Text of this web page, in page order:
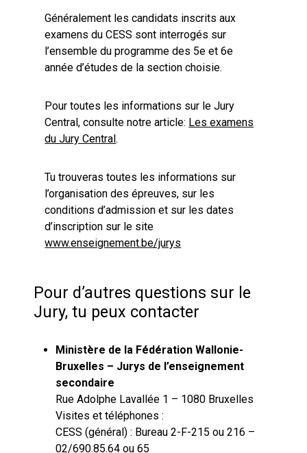
Généralement les candidats inscrits aux
examens du CESS sont interrogés sur
l’ensemble du programme des 5e et 6e
année d’études de la section choisie.
Pour toutes les informations sur le Jury
Central, consulte notre article: Les examens
du Jury Central.
Tu trouveras toutes les informations sur
l’organisation des épreuves, sur les
conditions d’admission et sur les dates
d’inscription sur le site
www.enseignement.be/jurys
Pour d’autres questions sur le
Jury, tu peux contacter
Ministère de la Fédération Wallonie-
Bruxelles – Jurys de l’enseignement
secondaire
Rue Adolphe Lavallée 1 – 1080 Bruxelles
Visites et téléphones :
CESS (général) : Bureau 2-F-215 ou 216 –
02/690.85.64 ou 65